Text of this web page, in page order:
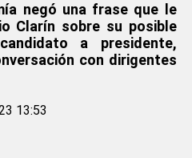
negó una frase que le
Clarín sobre su posible
a presidente,
con dirigentes
13:53